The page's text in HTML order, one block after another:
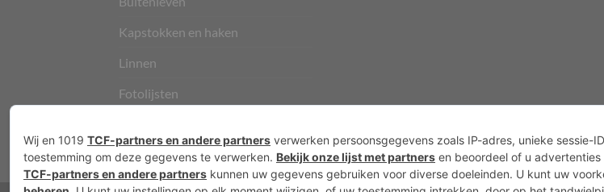
Kapstokken en haken
Linnen
Fotolijsten